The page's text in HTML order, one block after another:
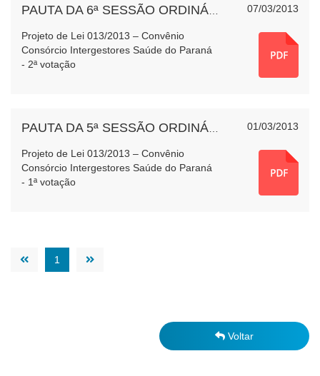
07/03/2013
Projeto de Lei 013/2013 – Convênio
Consórcio Intergestores Saúde do Paraná
- 2ª votação
01/03/2013
Projeto de Lei 013/2013 – Convênio
Consórcio Intergestores Saúde do Paraná
- 1ª votação
1
Voltar